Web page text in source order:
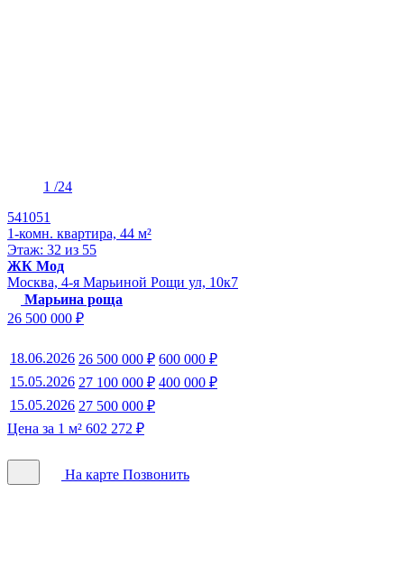
1 /24
541051
1-комн. квартира, 44 м²
Этаж: 32 из 55
ЖК Мод
Москва, 4-я Марьиной Рощи ул, 10к7
Марьина роща
26 500 000 ₽
18.06.2026 26 500 000 ₽ 600 000 ₽
15.05.2026 27 100 000 ₽ 400 000 ₽
15.05.2026 27 500 000 ₽
Цена за 1 м² 602 272 ₽
На карте Позвонить